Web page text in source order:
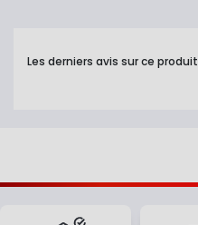
Les derniers avis sur ce produit